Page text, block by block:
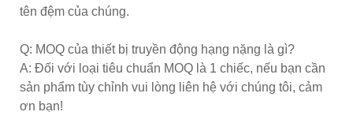
tên đệm của chúng.
Q: MOQ của thiết bị truyền động hạng nặng là gì?
A: Đối với loại tiêu chuẩn MOQ là 1 chiếc, nếu bạn cần
sản phẩm tùy chỉnh vui lòng liên hệ với chúng tôi, cảm
ơn bạn!